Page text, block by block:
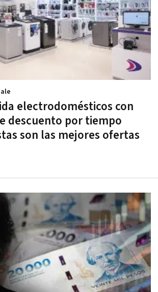
electrodomésticos con
descuento por tiempo
son las mejores ofertas